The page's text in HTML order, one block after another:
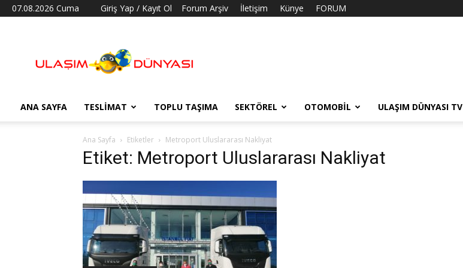
07.08.2026 Cuma Giriş Yap / Kayıt Ol Forum Arşiv İletişim Künye FORUM
Dünyası
ANA SAYFA TESLIMAT TOPLU TAŞIMA SEKTÖREL OTOMOBIL ULAŞIM DÜNYASI TV
Ana Sayfa Etiketler Metroport Uluslararası Nakliyat
Etiket: Metroport Uluslararası Nakliyat